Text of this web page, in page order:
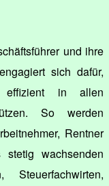
und ihre
sich dafür,
effizient in allen
So werden
Rentner
wachsenden
Steuerfachwirten,